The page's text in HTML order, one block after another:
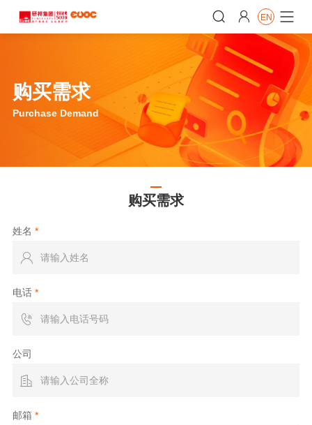


 EN
购买需求
Purchase Demand
购买需求
姓名 *

电话 *

公司

邮箱 *